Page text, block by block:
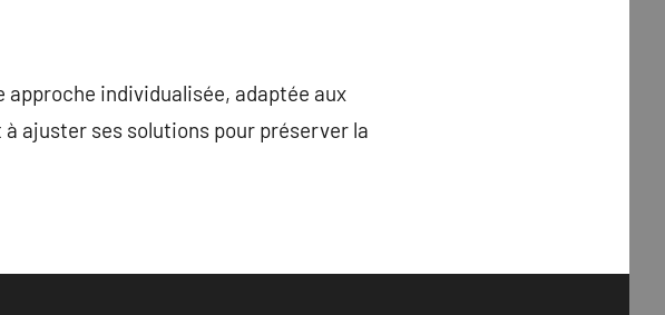
approche individualisée, adaptée aux
ajuster ses solutions pour préserver la